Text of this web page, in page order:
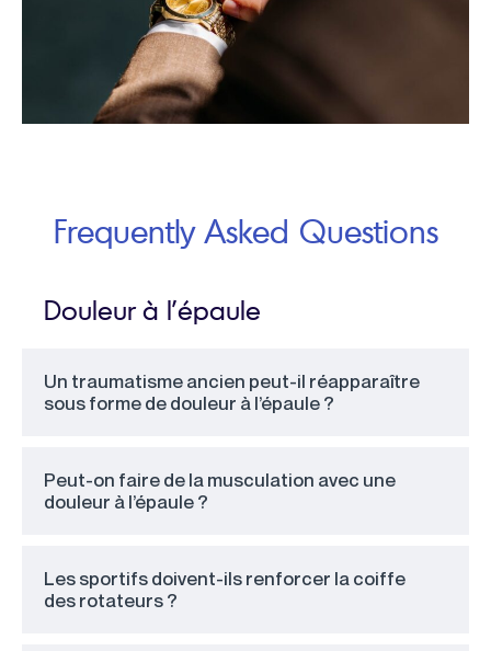
Frequently Asked Questions
Douleur à l’épaule
Un traumatisme ancien peut-il réapparaître
sous forme de douleur à l’épaule ?
Peut-on faire de la musculation avec une
douleur à l’épaule ?
Les sportifs doivent-ils renforcer la coiffe
des rotateurs ?